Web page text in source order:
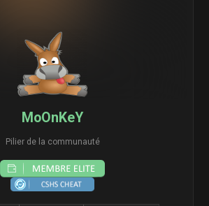
MoOnKeY
Pilier de la communauté